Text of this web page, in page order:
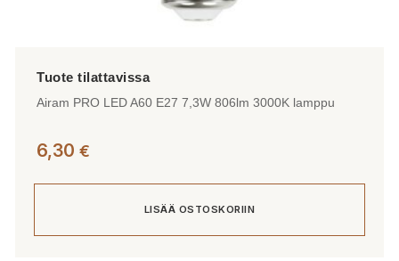
Airam PRO LED A60 E27 7,3W 806lm 3000K lamppu
6,30 €
LISÄÄ OSTOSKORIIN